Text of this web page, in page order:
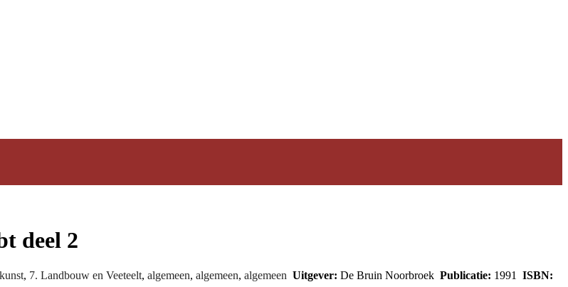
deel 2
, 7. Landbouw en Veeteelt, algemeen, algemeen, algemeen Uitgever: De Bruin Noorbroek Publicatie: 1991
ISBN: